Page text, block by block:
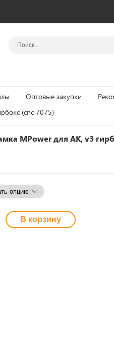
Оптовые закупки
(cnc 7075)
MPower для AK, v3
В корзину